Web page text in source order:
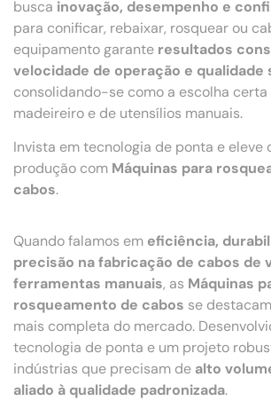
busca inovação, desempenho e
para conificar, rebaixar, rosquear ou
equipamento garante resultados
velocidade de operação e qualidade
consolidando-se como a escolha
madeireiro e de utensílios manuais.
Invista em tecnologia de ponta e eleve
produção com Máquinas para
cabos.
Quando falamos em eficiência,
precisão na fabricação de cabos de
ferramentas manuais, as Máquinas
rosqueamento de cabos se
mais completa do mercado.
tecnologia de ponta e um projeto
indústrias que precisam de alto
aliado à qualidade padronizada.